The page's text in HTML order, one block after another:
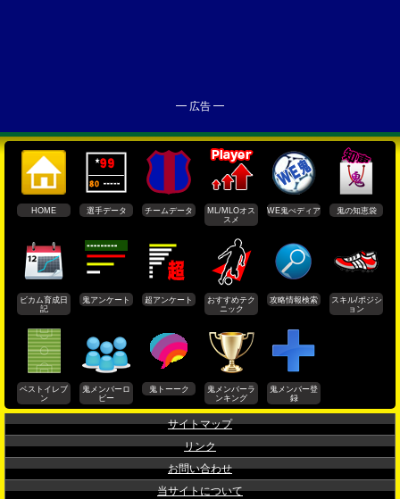
━ 広告 ━
HOME 選手データ チームデータ
ML/MLOオス
スメ
WE鬼ぺディア 鬼の知恵袋
ビカム育成日
記
鬼アンケート 超アンケート
おすすめテク
ニック
攻略情報検索
スキル/ポジシ
ョン
ベストイレブ
ン
鬼メンバーロ
ビー
鬼トーーク
鬼メンバーラ
ンキング
鬼メンバー登
録
サイトマップ
リンク
お問い合わせ
当サイトについて